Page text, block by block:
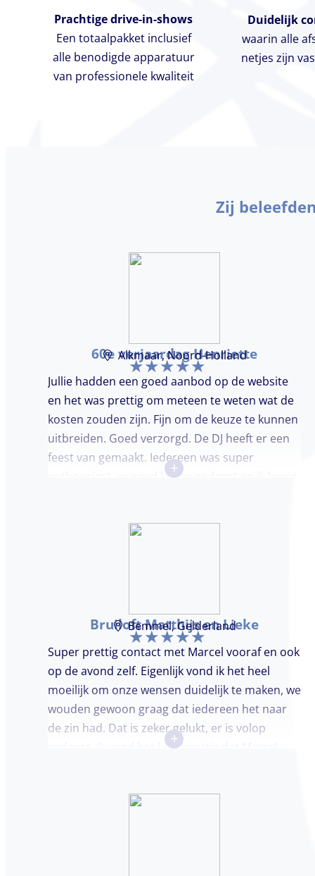
Prachtige drive-in-shows
Een totaalpakket inclusief
alle benodigde apparatuur
van professionele kwaliteit
Duidelijk
waarin alle
netjes zijn
Zij
60e verjaardag Henriette
Alkmaar, Noord-Holland
Jullie hadden een goed aanbod op de website
en het was prettig om meteen te weten wat de
kosten zouden zijn. Fijn om de keuze te kunnen
uitbreiden. Goed verzorgd. De DJ heeft er een
feest van gemaakt. Iedereen was super
enthousiast, er werd lekker gedanst en ik kreeg
gasten genieten nog heerlijk na.
+
Bruiloft Matthijs en Lieke
Bemmel, Gelderland
Super prettig contact met Marcel vooraf en ook
op de avond zelf. Eigenlijk vond ik het heel
moeilijk om onze wensen duidelijk te maken, we
wouden gewoon graag dat iedereen het naar
de zin had. Dat is zeker gelukt, er is volop
gedanst. Ik vond het heel prettig dat Marcel
+